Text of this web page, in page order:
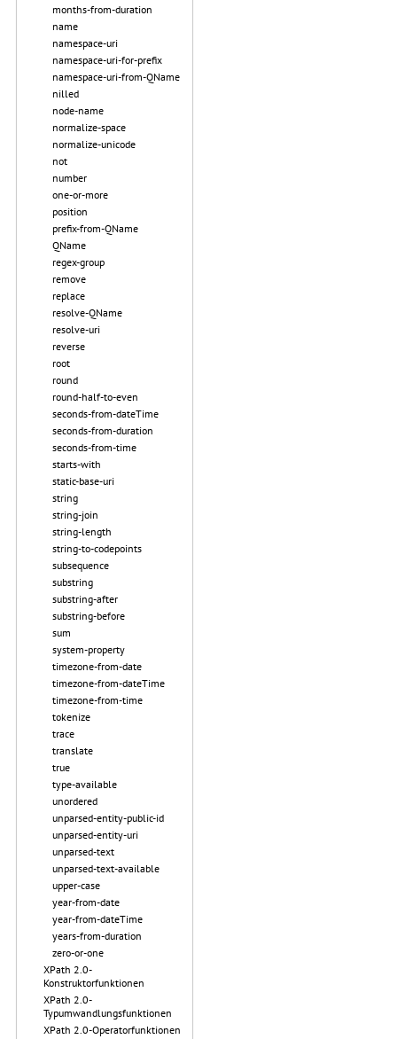
months-from-duration
name
namespace-uri
namespace-uri-for-prefix
namespace-uri-from-QName
nilled
node-name
normalize-space
normalize-unicode
not
number
one-or-more
position
prefix-from-QName
QName
regex-group
remove
replace
resolve-QName
resolve-uri
reverse
root
round
round-half-to-even
seconds-from-dateTime
seconds-from-duration
seconds-from-time
starts-with
static-base-uri
string
string-join
string-length
string-to-codepoints
subsequence
substring
substring-after
substring-before
sum
system-property
timezone-from-date
timezone-from-dateTime
timezone-from-time
tokenize
trace
translate
true
type-available
unordered
unparsed-entity-public-id
unparsed-entity-uri
unparsed-text
unparsed-text-available
upper-case
year-from-date
year-from-dateTime
years-from-duration
zero-or-one
XPath 2.0-
Konstruktorfunktionen
XPath 2.0-
Typumwandlungsfunktionen
XPath 2.0-Operatorfunktionen